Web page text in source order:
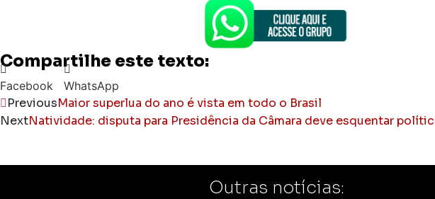
Compartilhe este texto:
Facebook WhatsApp
PreviousMaior superlua do ano é vista em todo o Brasil
NextNatividade: disputa para Presidência da Câmara deve esquentar
Outras notícias: